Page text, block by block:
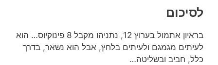
לסיכום
בראיון אתמול בערוץ 12, נתניהו מקבל 8 פינוקיוס… הוא
לעיתים מגמגם ולעיתים בלחץ, אבל הוא נשאר, בדרך
כלל, חביב ובשליטה…